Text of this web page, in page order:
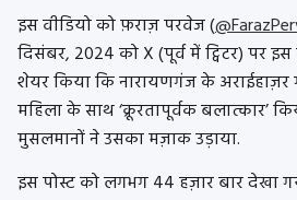
इस वीडियो को फ़राज़ परवेज (
दिसंबर, 2024 को X (पूर्व में ट्विटर) पर
शेयर किया कि नारायणगंज के
महिला के साथ ‘क्रूरतापूर्वक बलात्कार’
मुसलमानों ने उसका मज़ाक उड़ाया.
इस पोस्ट को लगभग 44 हज़ार बार देखा